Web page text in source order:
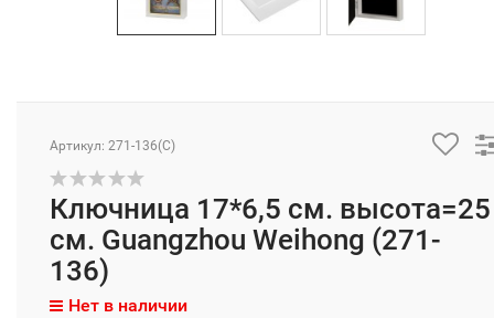
Артикул: 271-136(C)
Ключница 17*6,5 см. высота=25
см. Guangzhou Weihong (271-
136)
Нет в наличии